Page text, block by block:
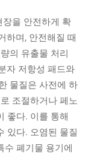
장을 안전하게 확
하며, 안전해질 때
의 유출물 처리
자 저항성 패드와
물질은 사전에 하
조절하거나 페노
좋다. 이를 통해
있다. 오염된 물질
수 폐기물 용기에